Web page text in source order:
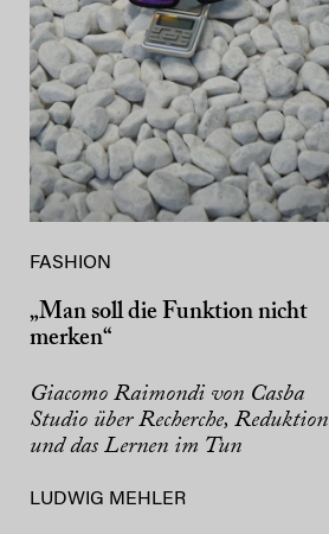
FASHION
„Man soll die Funktion nicht
merken“
Giacomo Raimondi von Casba
Studio über Recherche, Reduktion
und das Lernen im Tun
LUDWIG MEHLER